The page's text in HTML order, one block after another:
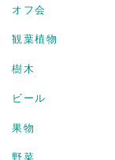
オフ会
観葉植物
樹木
ビール
果物
野菜